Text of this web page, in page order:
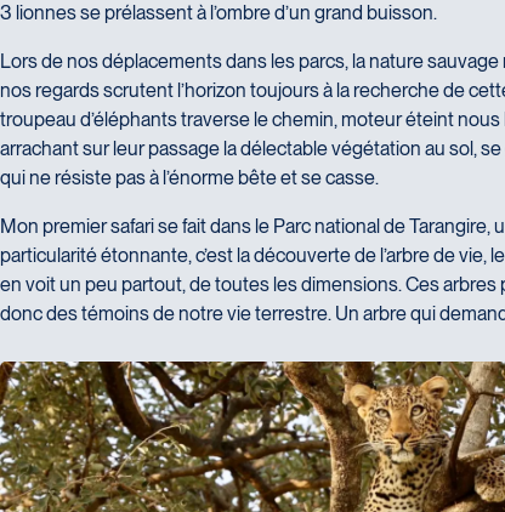
3 lionnes se prélassent à l’ombre d’un grand buisson.
Lors de nos déplacements dans les parcs, la nature
nos regards scrutent l’horizon toujours à la recherche de
troupeau d’éléphants traverse le chemin, moteur éteint
arrachant sur leur passage la délectable végétation au sol,
qui ne résiste pas à l’énorme bête et se casse.
Mon premier safari se fait dans le Parc national de Tarangire,
particularité étonnante, c’est la découverte de l’arbre de vie,
en voit un peu partout, de toutes les dimensions. Ces arbres
donc des témoins de notre vie terrestre. Un arbre qui